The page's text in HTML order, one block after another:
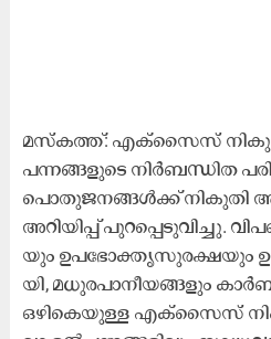
മ​സ്‌​ക​ത്ത്: എ​ക്സൈ​സ്
പ​ന്ന​ങ്ങ​ളു​ടെ നി​ർ​ബ​ന്ധി​ത
പൊ​തു​ജ​ന​ങ്ങ​ൾ​ക്ക് നി​കു​തി
അ​റി​യി​പ്പ് പു​റ​പ്പെ​ടു​വി​ച്ചു.
യും ഉ​പ​ഭോ​ക്തൃ​സു​ര​ക്ഷ​യും
യി, മ​ധു​ര​പാ​നീ​യ​ങ്ങ​ളും
ഒ​ഴി​കെ​യു​ള്ള എ​ക്സൈ​സ്